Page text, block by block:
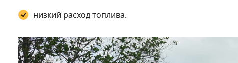
низкий расход топлива.